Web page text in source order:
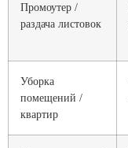
Промоутер /
раздача листовок
Уборка
помещений /
квартир